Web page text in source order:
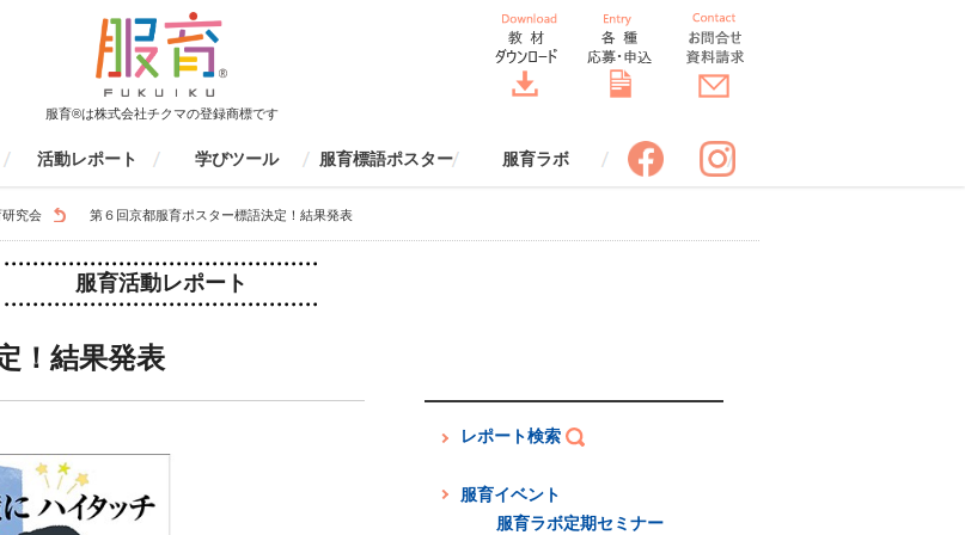
服育®は株式会社チクマの登録商標です
て
ケーション
活動レポート
レポート検索
服育イベント 服育ラボ定期セミナー
服育展・20周年イベント
制服博覧会
キッズスクール
その他服育イベント
学校での活動（生徒向け） 着こなしセミナー
環境授業
家庭科授業
大学授業
その他
学校・研修センターでの活動
（先生向け）
家庭科研修
生徒指導研修
環境研修
保護者向け 環境研修
服育研修
服育研究会 京都服育研究会
愛知服育研究会
東京服育研究会
三重服育研究会
九州服育研究会
山口服育研究会
その他 イベント参加
その他
学びツール
制服の一生を見てみよう
個人ワークツール
グループワークツール
ものづくりツール
動画ツール
服育四コマまんが
服育冊子・情報誌
服育標語ポスター
応募要項
応募フォーム
結果発表
これまでの服育ポスター
京都服育標語ポスター
服育ラボ
究会 第６回京都服育ポスター標語決定！結果発表
服育活動レポート
！結果発表
レポート検索
服育イベント
服育ラボ定期セミナー